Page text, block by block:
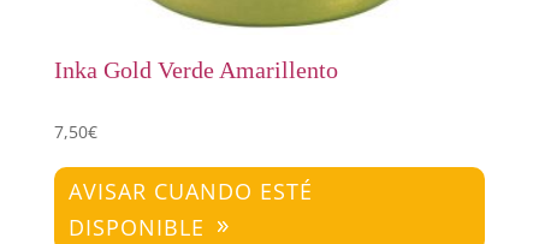
Inka Gold Verde Amarillento
7,50€
AVISAR CUANDO ESTÉ
DISPONIBLE